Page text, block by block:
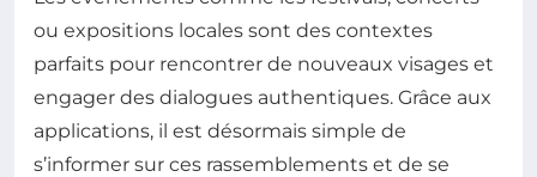
ou expositions locales sont des contextes
parfaits pour rencontrer de nouveaux visages et
engager des dialogues authentiques. Grâce aux
applications, il est désormais simple de
s’informer sur ces rassemblements et de se